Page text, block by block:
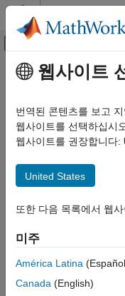
콘텐츠로 바로 가기
오프캔버스
문서 홈
ROS Toolbox
Network Access
ROS Network Access in
ROS Toolbox
ROS Bag File Logging and
Play Back Data from Jackal
Logfile in Simulink
주요 콘텐츠
Play Back
rosbag
ROS Toolbox
Use the Read Data
recorded from a
Load the model.
웹사이트
번역된 콘텐츠를 보고
웹사이트를 선택하십시
웹사이트를 권장합니다:
United States
또한 다음 목록에서 웹
미주
América Latina
Canada (English)